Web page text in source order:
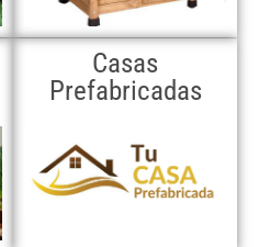
Casas
Prefabricadas